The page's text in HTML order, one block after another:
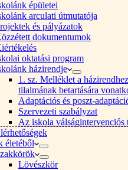
épületei
arculati útmutatója
és pályázatok
dokumentumok
oktatási program
házirendje
1. sz. Melléklet a
tilalmának betartására
Adaptációs és poszt-
Szervezeti szabályzat
Az iskola válságintervenciós
életéből
Lövészkör